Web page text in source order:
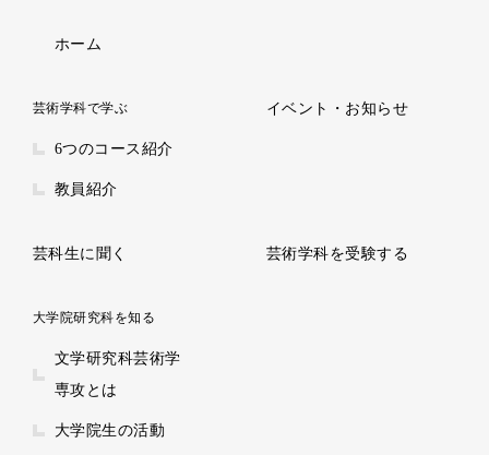
ホーム
芸術学科で学ぶ
6つのコース紹介
教員紹介
イベント・お知らせ
芸科生に聞く 芸術学科を受験する
大学院研究科を知る
文学研究科芸術学
専攻とは
大学院生の活動